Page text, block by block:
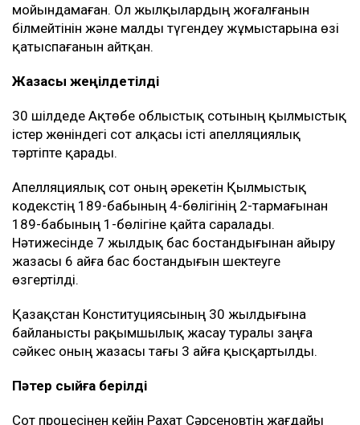
мойындамаған. Ол жылқылардың жоғалғанын
білмейтінін және малды түгендеу жұмыстарына өзі
қатыспағанын айтқан.
Жазасы жеңілдетілді
30 шілдеде Ақтөбе облыстық сотының қылмыстық
істер жөніндегі сот алқасы істі апелляциялық
тәртіпте қарады.
Апелляциялық сот оның әрекетін Қылмыстық
кодекстің 189-бабының 4-бөлігінің 2-тармағынан
189-бабының 1-бөлігіне қайта саралады.
Нәтижесінде 7 жылдық бас бостандығынан айыру
жазасы 6 айға бас бостандығын шектеуге
өзгертілді.
Қазақстан Конституциясының 30 жылдығына
байланысты рақымшылық жасау туралы заңға
сәйкес оның жазасы тағы 3 айға қысқартылды.
Пәтер сыйға берілді
Сот процесінен кейін Рахат Сәрсеновтің жағдайы